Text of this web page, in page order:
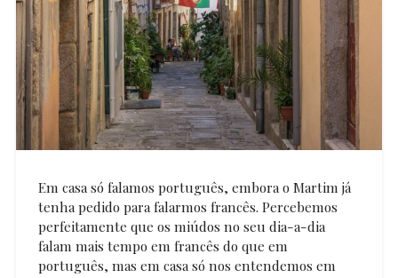
Em casa só falamos português, embora o Martim já
tenha pedido para falarmos francês. Percebemos
perfeitamente que os miúdos no seu dia-a-dia
falam mais tempo em francês do que em
português, mas em casa só nos entendemos em